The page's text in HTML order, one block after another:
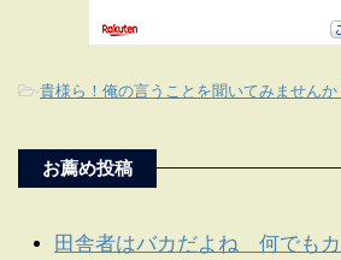
-貴様ら！俺の言うことを聞いてみませんか
お薦め投稿
田舎者はバカだよね 何でも